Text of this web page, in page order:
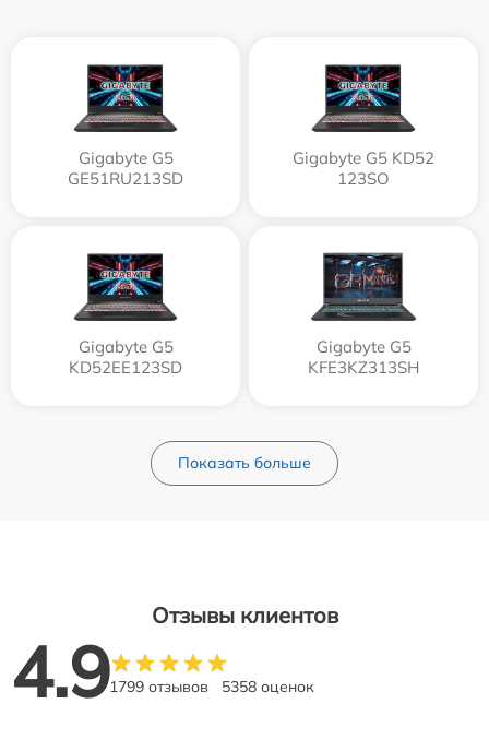
Gigabyte G5
GE51RU213SD
Gigabyte G5 KD52
123SO
Gigabyte G5
KD52EE123SD
Gigabyte G5
KFE3KZ313SH
Показать больше
Отзывы клиентов
4.91799 отзывов 5358 оценок